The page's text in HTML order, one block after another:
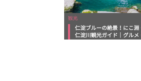
観光
仁淀ブルーの絶景！にこ淵
仁淀川観光ガイド｜グル